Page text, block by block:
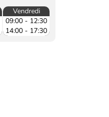
Vendredi
09:00 - 12:30
14:00 - 17:30